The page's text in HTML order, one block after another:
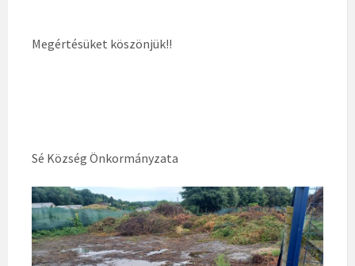
Megértésüket köszönjük!!
Sé Község Önkormányzata